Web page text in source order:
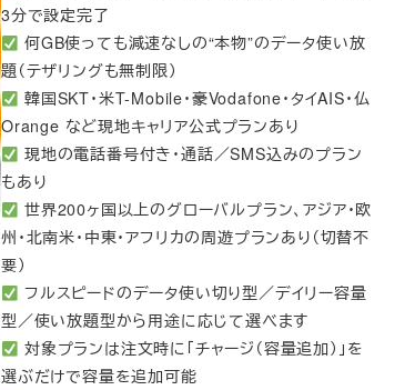
3分で設定完了
何GB使っても減速なしの“本物”のデータ使い放
題（テザリングも無制限）
韓国SKT・米T-Mobile・豪Vodafone・タイAIS・仏
Orange など現地キャリア公式プランあり
現地の電話番号付き・通話／SMS込みのプラン
もあり
世界200ヶ国以上のグローバルプラン、アジア・欧
州・北南米・中東・アフリカの周遊プランあり（切替不
要）
フルスピードのデータ使い切り型／デイリー容量
型／使い放題型から用途に応じて選べます
対象プランは注文時に「チャージ（容量追加）」を
選ぶだけで容量を追加可能